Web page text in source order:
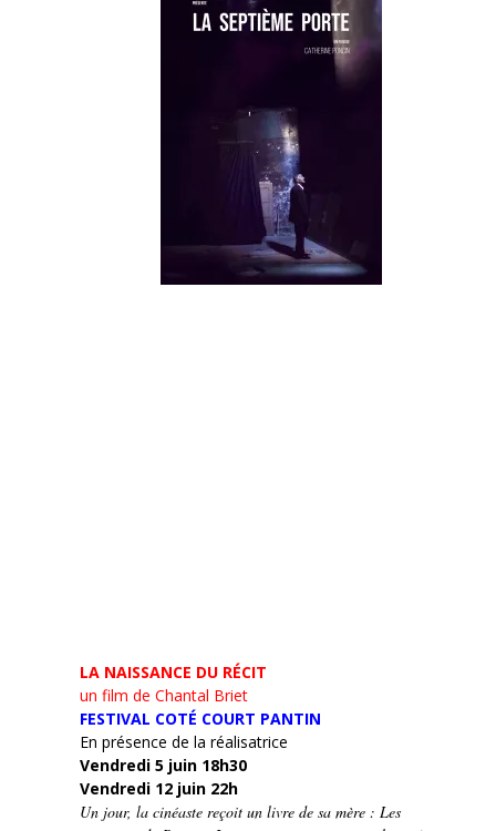
LA NAISSANCE DU RÉCIT
un film de Chantal Briet
FESTIVAL COTÉ COURT PANTIN
En présence de la réalisatrice
Vendredi 5 juin 18h30
Vendredi 12 juin 22h
Un jour, la cinéaste reçoit un livre de sa mère : Les